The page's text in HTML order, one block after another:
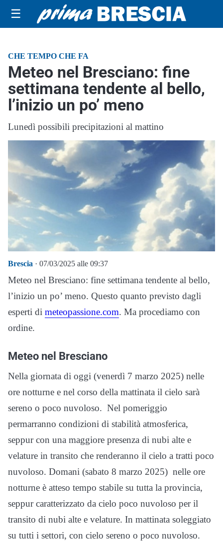
☰
CHE TEMPO CHE FA
Meteo nel Bresciano: fine
settimana tendente al bello,
l’inizio un po’ meno
Lunedì possibili precipitazioni al mattino
Brescia · 07/03/2025 alle 09:37
Meteo nel Bresciano: fine settimana tendente al bello,
l’inizio un po’ meno. Questo quanto previsto dagli
esperti di meteopassione.com. Ma procediamo con
ordine.
Meteo nel Bresciano
Nella giornata di oggi (venerdì 7 marzo 2025) nelle
ore notturne e nel corso della mattinata il cielo sarà
sereno o poco nuvoloso. Nel pomeriggio
permarranno condizioni di stabilità atmosferica,
seppur con una maggiore presenza di nubi alte e
velature in transito che renderanno il cielo a tratti poco
nuvoloso. Domani (sabato 8 marzo 2025) nelle ore
notturne è atteso tempo stabile su tutta la provincia,
seppur caratterizzato da cielo poco nuvoloso per il
transito di nubi alte e velature. In mattinata soleggiato
su tutti i settori, con cielo sereno o poco nuvoloso.